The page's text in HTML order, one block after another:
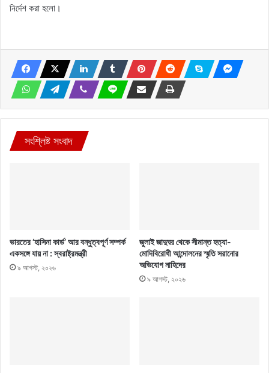
নির্দেশ করা হলো।
সংশ্লিষ্ট সংবাদ
ভারতের ‘হাসিনা কার্ড’ আর বন্ধুত্বপূর্ণ সম্পর্ক
একসঙ্গে যায় না : স্বরাষ্ট্রমন্ত্রী
৯ আগস্ট, ২০২৬
জুলাই জাদুঘর থেকে সীমান্ত হত্যা-
মোদিবিরোধী আন্দোলনের স্মৃতি সরানোর
অভিযোগ নাহিদের
৯ আগস্ট, ২০২৬